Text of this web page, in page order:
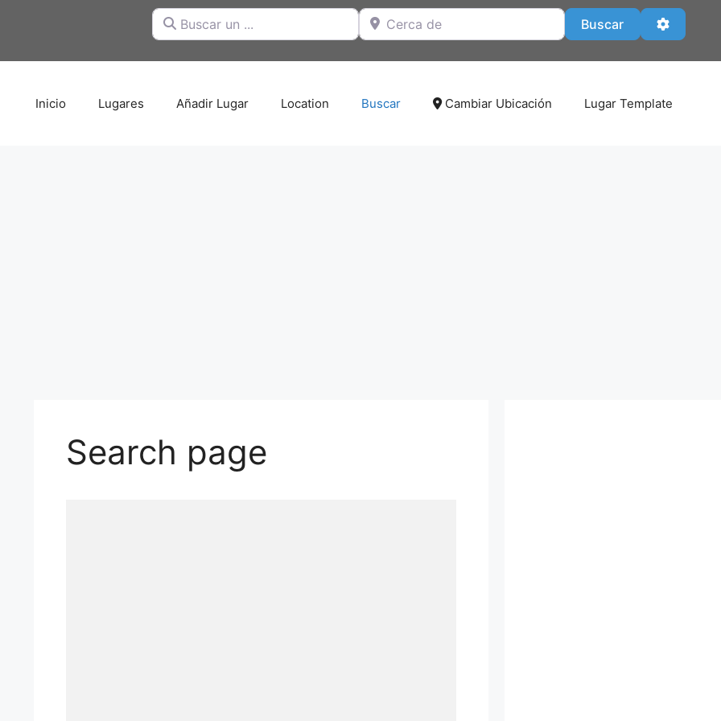
Buscar un ... Cerca de BuscarBuscar
Inicio Lugares Añadir Lugar Location Buscar Cambiar Ubicación Lugar Template
Search page